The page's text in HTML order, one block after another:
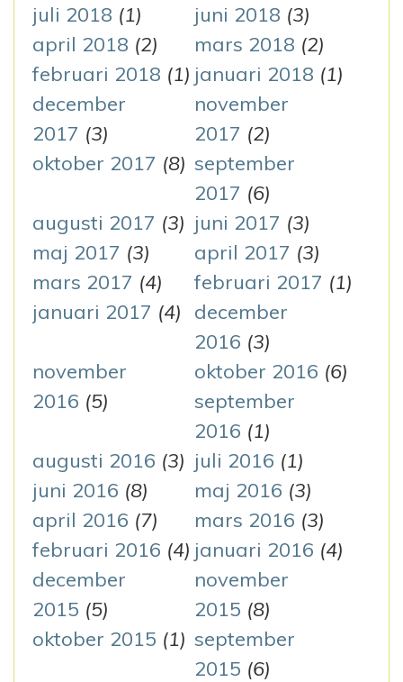
juli 2018 (1) juni 2018 (3)
april 2018 (2) mars 2018 (2)
februari 2018 (1) januari 2018 (1)
december
2017 (3)
november
2017 (2)
oktober 2017 (8) september
2017 (6)
augusti 2017 (3) juni 2017 (3)
maj 2017 (3) april 2017 (3)
mars 2017 (4) februari 2017 (1)
januari 2017 (4)
december
2016 (3)
november
2016 (5)
oktober 2016 (6)
september
2016 (1)
augusti 2016 (3) juli 2016 (1)
juni 2016 (8) maj 2016 (3)
april 2016 (7) mars 2016 (3)
februari 2016 (4) januari 2016 (4)
december
2015 (5)
november
2015 (8)
oktober 2015 (1) september
2015 (6)